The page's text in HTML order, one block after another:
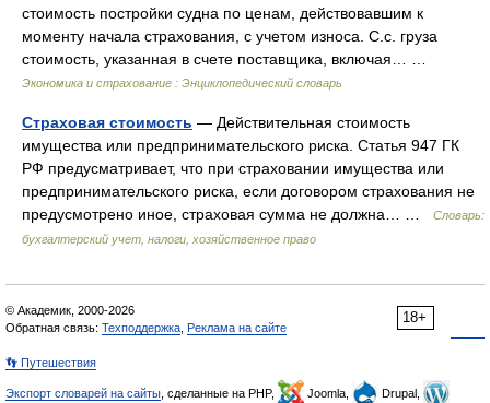
стоимость постройки судна по ценам, действовавшим к
моменту начала страхования, с учетом износа. С.с. груза
стоимость, указанная в счете поставщика, включая… …
Экономика и страхование : Энциклопедический словарь
Страховая стоимость — Действительная стоимость
имущества или предпринимательского риска. Статья 947 ГК
РФ предусматривает, что при страховании имущества или
предпринимательского риска, если договором страхования не
предусмотрено иное, страховая сумма не должна… …
Словарь:
бухгалтерский учет, налоги, хозяйственное право
18+
© Академик, 2000-2026
Обратная связь: Техподдержка Реклама на сайте
👣 Путешествия
Экспорт словарей на сайты , сделанные на PHP, Joomla,
Drupal,